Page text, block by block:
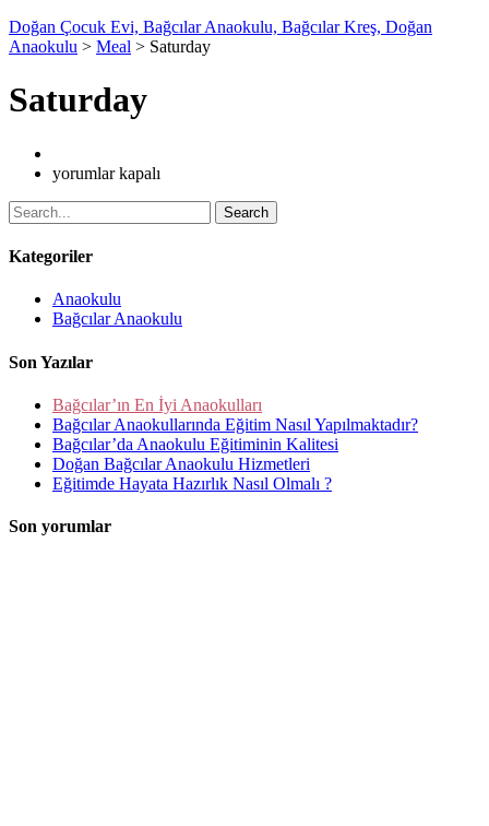
Doğan Çocuk Evi, Bağcılar Anaokulu, Bağcılar Kreş, Doğan
Anaokulu > Meal > Saturday
Saturday
için
yorumlar kapalı
Search
Kategoriler
Anaokulu
Bağcılar Anaokulu
Son Yazılar
Bağcılar’ın En İyi Anaokulları
Bağcılar Anaokullarında Eğitim Nasıl Yapılmaktadır?
Bağcılar’da Anaokulu Eğitiminin Kalitesi
Doğan Bağcılar Anaokulu Hizmetleri
Eğitimde Hayata Hazırlık Nasıl Olmalı ?
Son yorumlar